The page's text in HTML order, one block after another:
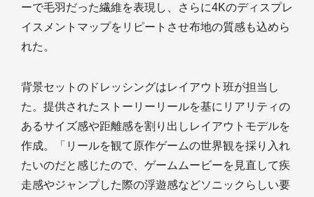
ーで毛羽だった繊維を表現し、さらに4Kのディスプレ
イスメントマップをリピートさせ布地の質感も込めら
れた。
背景セットのドレッシングはレイアウト班が担当し
た。提供されたストーリーリールを基にリアリティの
あるサイズ感や距離感を割り出しレイアウトモデルを
作成。「リールを観て原作ゲームの世界観を採り入れ
たいのだと感じたので、ゲームムービーを見直して疾
走感やジャンプした際の浮遊感などソニックらしい要